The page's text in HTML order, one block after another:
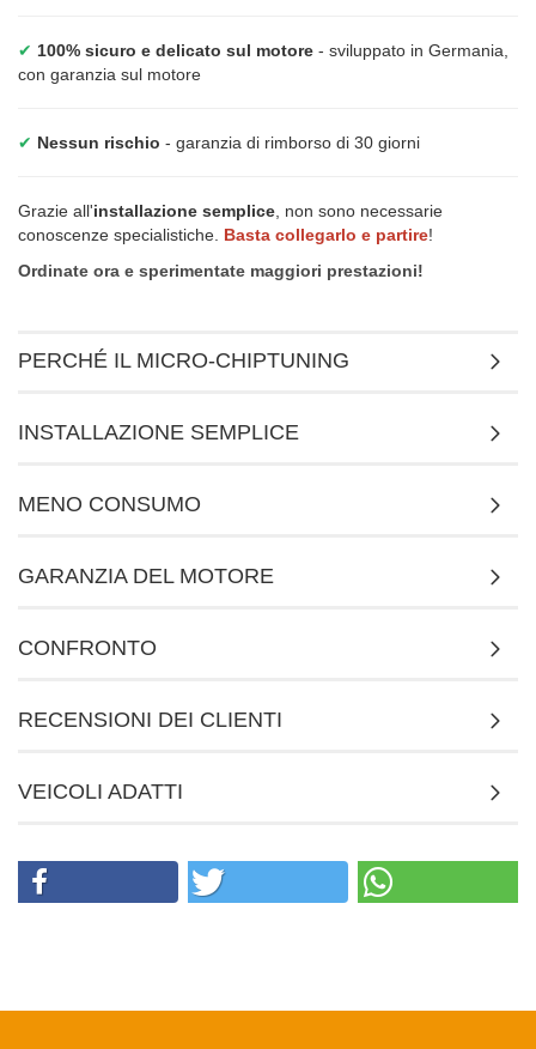
✔ 100% sicuro e delicato sul motore - sviluppato in Germania,
con garanzia sul motore
✔ Nessun rischio - garanzia di rimborso di 30 giorni
Grazie all'installazione semplice , non sono necessarie
conoscenze specialistiche. Basta collegarlo e partire!
Ordinate ora e sperimentate maggiori prestazioni!
PERCHÉ IL MICRO-CHIPTUNING
INSTALLAZIONE SEMPLICE
MENO CONSUMO
GARANZIA DEL MOTORE
CONFRONTO
RECENSIONI DEI CLIENTI
VEICOLI ADATTI